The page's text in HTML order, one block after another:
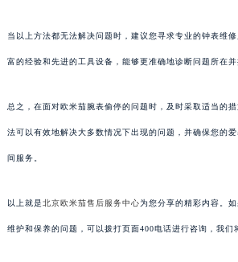
当以上方法都无法解决问题时，建议您寻求专业的钟表维
富的经验和先进的工具设备，能够更准确地诊断问题所在并
总之，在面对欧米茄腕表偷停的问题时，及时采取适当的
法可以有效地解决大多数情况下出现的问题，并确保您的
间服务。
以上就是北京欧米茄售后服务中心为您分享的精彩内容。
维护和保养的问题，可以拨打页面400电话进行咨询，我们